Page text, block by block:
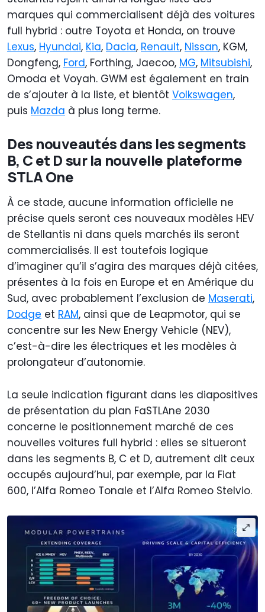
marques qui commercialisent déjà des voitures
full hybrid : outre Toyota et Honda, on trouve
Lexus, Hyundai, Kia, Dacia, Renault, Nissan, KGM,
Dongfeng, Ford, Forthing, Jaecoo, MG, Mitsubishi,
Omoda et Voyah. GWM est également en train
de s’ajouter à la liste, et bientôt Volkswagen,
puis Mazda à plus long terme.
Des nouveautés dans les segments
B, C et D sur la nouvelle plateforme
STLA One
À ce stade, aucune information officielle ne
précise quels seront ces nouveaux modèles HEV
de Stellantis ni dans quels marchés ils seront
commercialisés. Il est toutefois logique
d’imaginer qu’il s’agira des marques déjà citées,
présentes à la fois en Europe et en Amérique du
Sud, avec probablement l’exclusion de Maserati,
Dodge et RAM, ainsi que de Leapmotor, qui se
concentre sur les New Energy Vehicle (NEV),
c’est-à-dire les électriques et les modèles à
prolongateur d’autonomie.
La seule indication figurant dans les diapositives
de présentation du plan FaSTLAne 2030
concerne le positionnement marché de ces
nouvelles voitures full hybrid : elles se situeront
dans les segments B, C et D, autrement dit ceux
occupés aujourd’hui, par exemple, par la Fiat
600, l’Alfa Romeo Tonale et l’Alfa Romeo Stelvio.